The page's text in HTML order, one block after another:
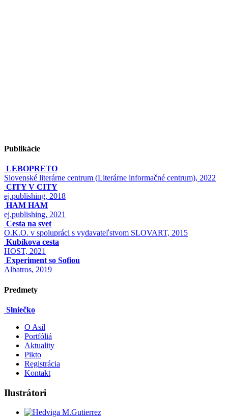
Publikácie
LEBOPRETO
Slovenské literárne centrum (Literárne informačné centrum), 2022
CITY V CITY
ej.publishing, 2018
HAM HAM
ej.publishing, 2021
Cesta na svet
O.K.O. v spolupráci s vydavateľstvom SLOVART, 2015
Kubíkova cesta
HOST, 2021
Experiment so Sofiou
Albatros, 2019
Predmety
Slniečko
O Asil
Portfóliá
Aktuality
Pikto
Registrácia
Kontakt
Ilustrátori